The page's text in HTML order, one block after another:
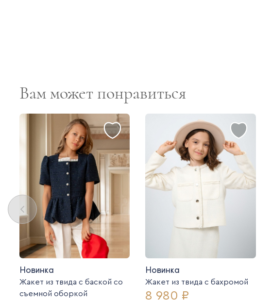
Вам может понравиться
Новинка
Жакет из твида с баской со
съемной оборкой
Новинка
Жакет из твида c бахромой
8 980 ₽